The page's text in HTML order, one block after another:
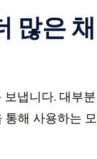
많은 채
냅니다. 대부분
해 사용하는 모